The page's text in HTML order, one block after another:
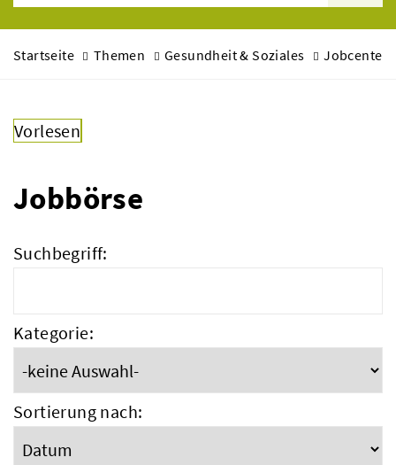
Startseite Themen Gesundheit & Soziales Jobcenter
Vorlesen
Jobbörse
Suchbegriff:
Kategorie:
Sortierung nach: